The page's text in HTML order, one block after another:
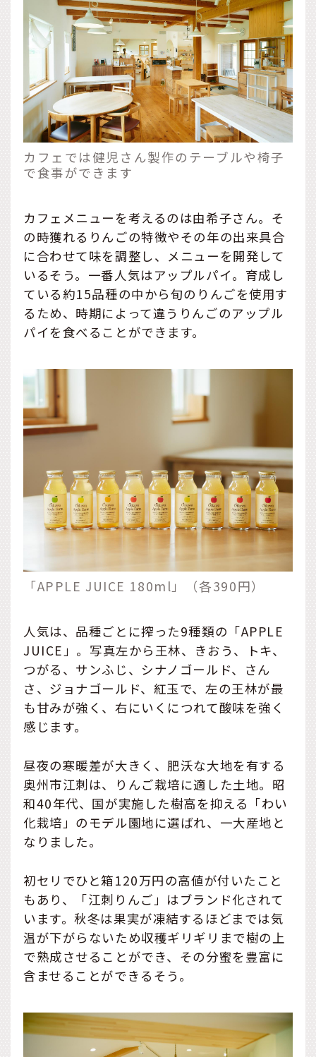
カフェでは健児さん製作のテーブルや椅子
で食事ができます
カフェメニューを考えるのは由希子さん。そ
の時獲れるりんごの特徴やその年の出来具合
に合わせて味を調整し、メニューを開発して
いるそう。一番人気はアップルパイ。育成し
ている約15品種の中から旬のりんごを使用す
るため、時期によって違うりんごのアップル
パイを食べることができます。
「APPLE JUICE 180ml」（各390円）
人気は、品種ごとに搾った9種類の「APPLE
JUICE」。写真左から王林、きおう、トキ、
つがる、サンふじ、シナノゴールド、さん
さ、ジョナゴールド、紅玉で、左の王林が最
も甘みが強く、右にいくにつれて酸味を強く
感じます。
昼夜の寒暖差が大きく、肥沃な大地を有する
奥州市江刺は、りんご栽培に適した土地。昭
和40年代、国が実施した樹高を抑える「わい
化栽培」のモデル園地に選ばれ、一大産地と
なりました。
初セリでひと箱120万円の高値が付いたこと
もあり、「江刺りんご」はブランド化されて
います。秋冬は果実が凍結するほどまでは気
温が下がらないため収穫ギリギリまで樹の上
で熟成させることができ、その分蜜を豊富に
含ませることができるそう。